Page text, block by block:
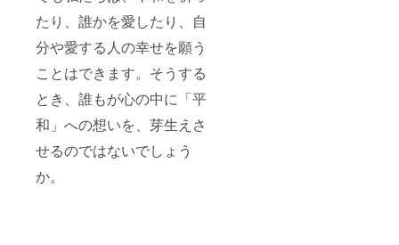
たり、誰かを愛したり、自
分や愛する人の幸せを願う
ことはできます。そうする
とき、誰もが心の中に「平
和」への想いを、芽生えさ
せるのではないでしょう
か。